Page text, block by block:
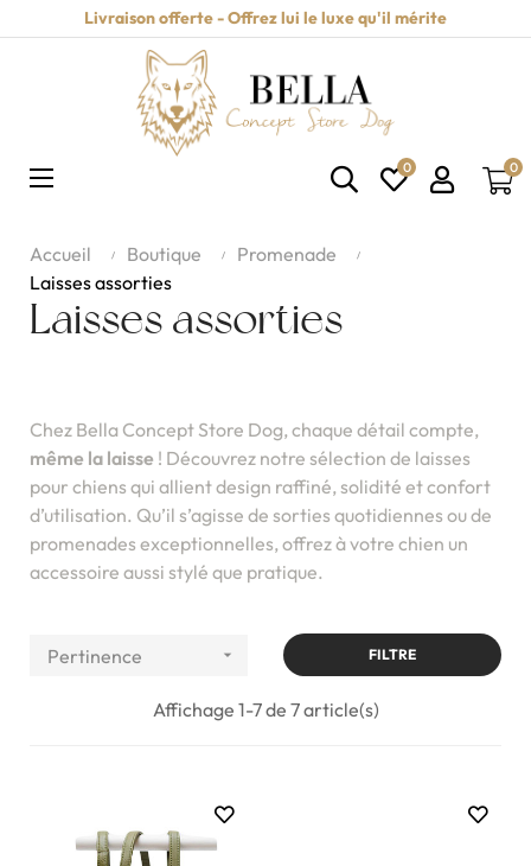
Livraison offerte - Offrez lui le luxe qu'il mérite
Basculer
☰ 0 0
Laisses assorties
Accueil Boutique
Promenade
Laisses assorties
Chez Bella Concept Store Dog, chaque détail compte,
même la laisse ! Découvrez notre sélection de laisses
pour chiens qui allient design raffiné, solidité et confort
d’utilisation. Qu’il s’agisse de sorties quotidiennes ou de
promenades exceptionnelles, offrez à votre chien un
accessoire aussi stylé que pratique.
Pertinence  FILTRE
Affichage 1-7 de 7 article(s)